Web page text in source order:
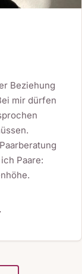
Beziehung
mir dürfen
Paare: